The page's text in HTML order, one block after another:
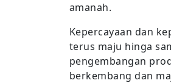
amanah.
Kepercayaan dan
terus maju hinga
pengembangan
berkembang dan